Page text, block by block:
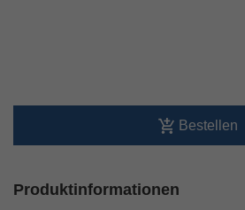
Bestellen
Produktinformationen